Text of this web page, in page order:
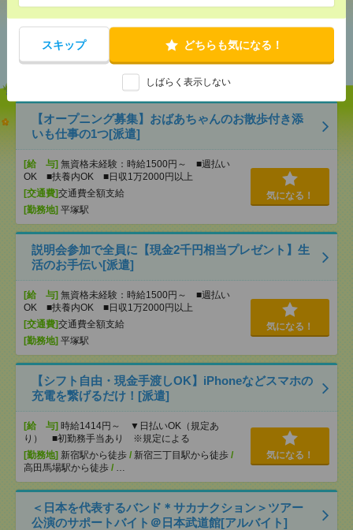
スキップ どちらも気になる！
しばらく表示しない
おすすめ
【オープニング募集】おばあちゃんのお散歩付き添
いも仕事の1つ[派遣]
[給 与] 無資格未経験：時給1500円～ ■週払い
OK ■扶養内OK ■日収1万2000円以上
[交通費]交通費全額支給
[勤務地] 平塚駅
気になる！
説明会参加で全員に【現金2千円相当プレゼント】生
活のお手伝い[派遣]
[給 与] 無資格未経験：時給1500円～ ■週払い
OK ■扶養内OK ■日収1万2000円以上
[交通費]交通費全額支給
[勤務地] 平塚駅
気になる！
【シフト自由・現金手渡しOK】iPhoneなどスマホの
充電を繋げるだけ！[派遣]
[給 与] 時給1414円～ ▼日払いOK（規定あ
り） ■初勤務手当あり ※規定による
[勤務地] 新宿駅から徒歩 / 新宿三丁目駅から徒歩 /
高田馬場駅から徒歩 / …
気になる！
＜日本を代表するバンド＊サカナクション＞ツアー
公演のサポートバイト＠日本武道館[アルバイト]